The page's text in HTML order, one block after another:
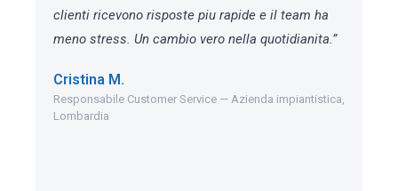
clienti ricevono risposte piu rapide e il team ha
meno stress. Un cambio vero nella quotidianita.”
Cristina M.
Responsabile Customer Service — Azienda impiantistica,
Lombardia